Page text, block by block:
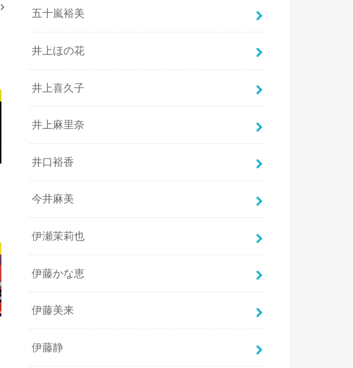
五十嵐裕美
井上ほの花
井上喜久子
井上麻里奈
井口裕香
今井麻美
伊瀬茉莉也
伊藤かな恵
伊藤美来
伊藤静